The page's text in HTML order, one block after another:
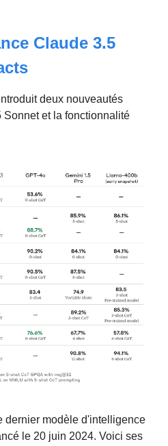
Claude 3.5
deux nouveautés
Sonnet et la fonctionnalité
dernier modèle d'intelligence
le 20 juin 2024. Voici ses